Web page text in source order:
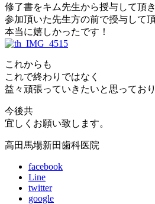
修了書をキム先生から授与して頂き
参加頂いた先生方の前で授与して
本当に嬉しかったです！
これからも
これで終わりではなく
益々頑張っていきたいと思っており
今後共
宜しくお願い致します。
高田馬場新田歯科医院
facebook
Line
twitter
google